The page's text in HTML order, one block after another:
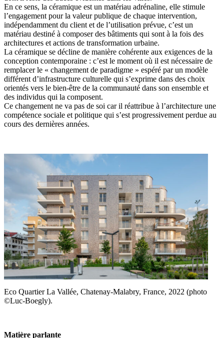
En ce sens, la céramique est un matériau adrénaline, elle stimule
l’engagement pour la valeur publique de chaque intervention,
indépendamment du client et de l’utilisation prévue, c’est un
matériau destiné à composer des bâtiments qui sont à la fois des
architectures et actions de transformation urbaine.
La céramique se décline de manière cohérente aux exigences de la
conception contemporaine : c’est le moment où il est nécessaire de
remplacer le « changement de paradigme » espéré par un modèle
différent d’infrastructure culturelle qui s’exprime dans des choix
orientés vers le bien-être de la communauté dans son ensemble et
des individus qui la composent.
Ce changement ne va pas de soi car il réattribue à l’architecture une
compétence sociale et politique qui s’est progressivement perdue au
cours des dernières années.
Eco Quartier La Vallée, Chatenay-Malabry, France, 2022 (photo
©Luc-Boegly).
Matière parlante